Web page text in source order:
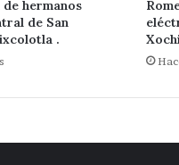
hermanos
de San
.